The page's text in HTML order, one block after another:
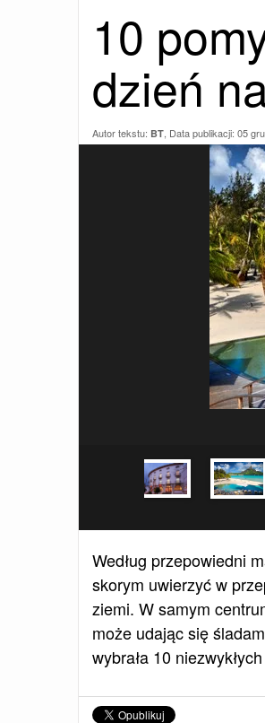
10
dzień
Autor tekstu: BT, Data publikacji: 05
Według przepowiedni
skorym uwierzyć w
ziemi. W samym
może udając się
wybrała 10